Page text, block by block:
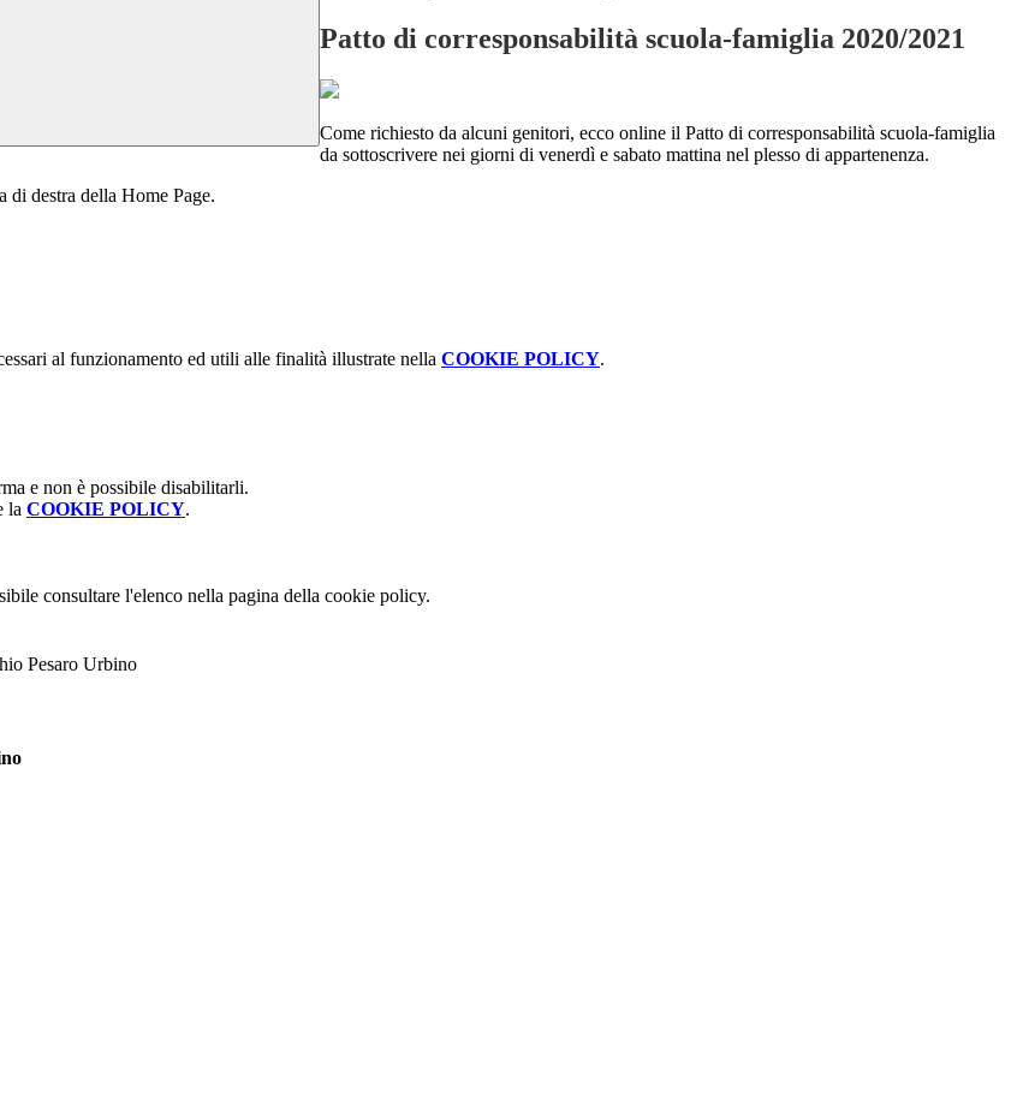
Patto di corresponsabilità scuola-famiglia 2020/2021
Come richiesto da alcuni genitori, ecco online il Patto di corresponsabilità scuola-famiglia
da sottoscrivere nei giorni di venerdì e sabato mattina nel plesso di appartenenza.
destra della Home Page.
al funzionamento ed utili alle finalità illustrate nella COOKIE POLICY.
e non è possibile disabilitarli.
la COOKIE POLICY.
consultare l'elenco nella pagina della cookie policy.
Pesaro Urbino